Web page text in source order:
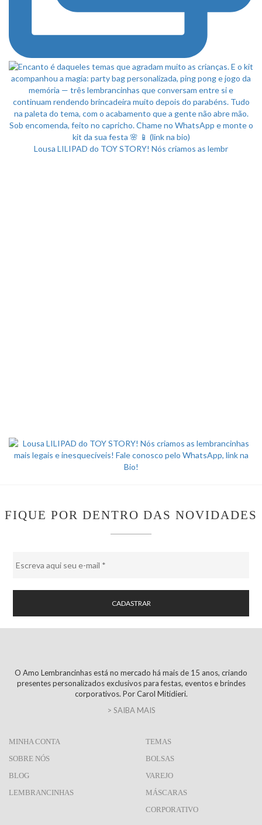
Lousa LILIPAD do TOY STORY! Nós criamos as lembr
FIQUE POR DENTRO DAS NOVIDADES
O Amo Lembrancinhas está no mercado há mais de 15 anos, criando
presentes personalizados exclusivos para festas, eventos e brindes
corporativos. Por Carol Mitidieri.
> SAIBA MAIS
MINHA CONTA
SOBRE NÓS
BLOG
LEMBRANCINHAS
TEMAS
BOLSAS
VAREJO
MÁSCARAS
CORPORATIVO